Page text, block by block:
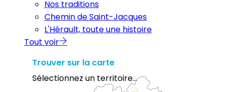
Nos traditions
Chemin de Saint-Jacques
L'Hérault, toute une histoire
Tout voir
Trouver sur la carte
Sélectionnez un territoire...